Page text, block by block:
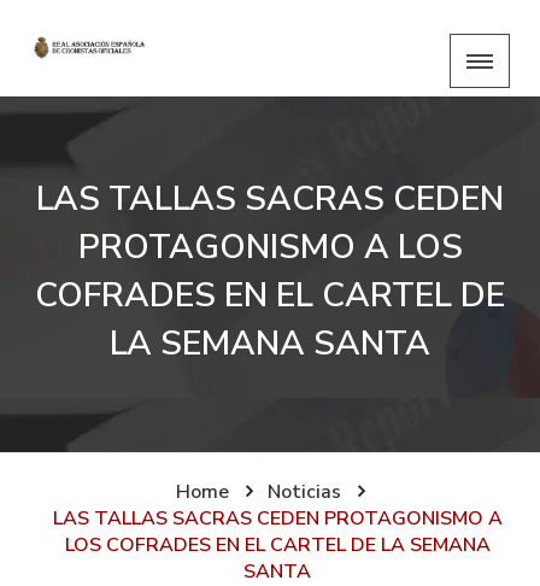
LAS TALLAS SACRAS CEDEN
PROTAGONISMO A LOS
COFRADES EN EL CARTEL DE
LA SEMANA SANTA
Home
Noticias
LAS TALLAS SACRAS CEDEN PROTAGONISMO A
LOS COFRADES EN EL CARTEL DE LA SEMANA
SANTA